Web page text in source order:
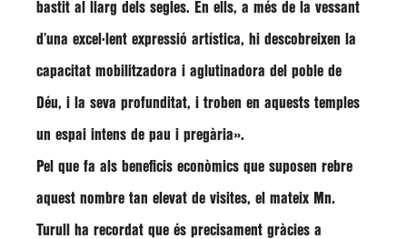
bastit al llarg dels segles. En ells, a més de la vessant
d’una excel·lent expressió artística, hi descobreixen la
capacitat mobilitzadora i aglutinadora del poble de
Déu, i la seva profunditat, i troben en aquests temples
un espai intens de pau i pregària».
Pel que fa als beneficis econòmics que suposen rebre
aquest nombre tan elevat de visites, el mateix Mn.
Turull ha recordat que és precisament gràcies a